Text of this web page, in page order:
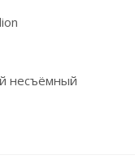
несъёмный